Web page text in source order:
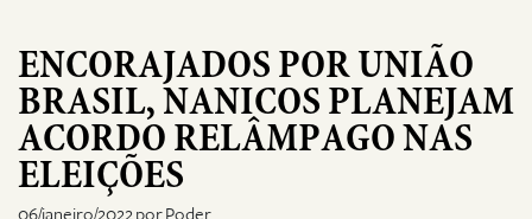
ENCORAJADOS POR UNIÃO
BRASIL, NANICOS PLANEJAM
ACORDO RELÂMPAGO NAS
ELEIÇÕES
06/janeiro/2022 por Poder